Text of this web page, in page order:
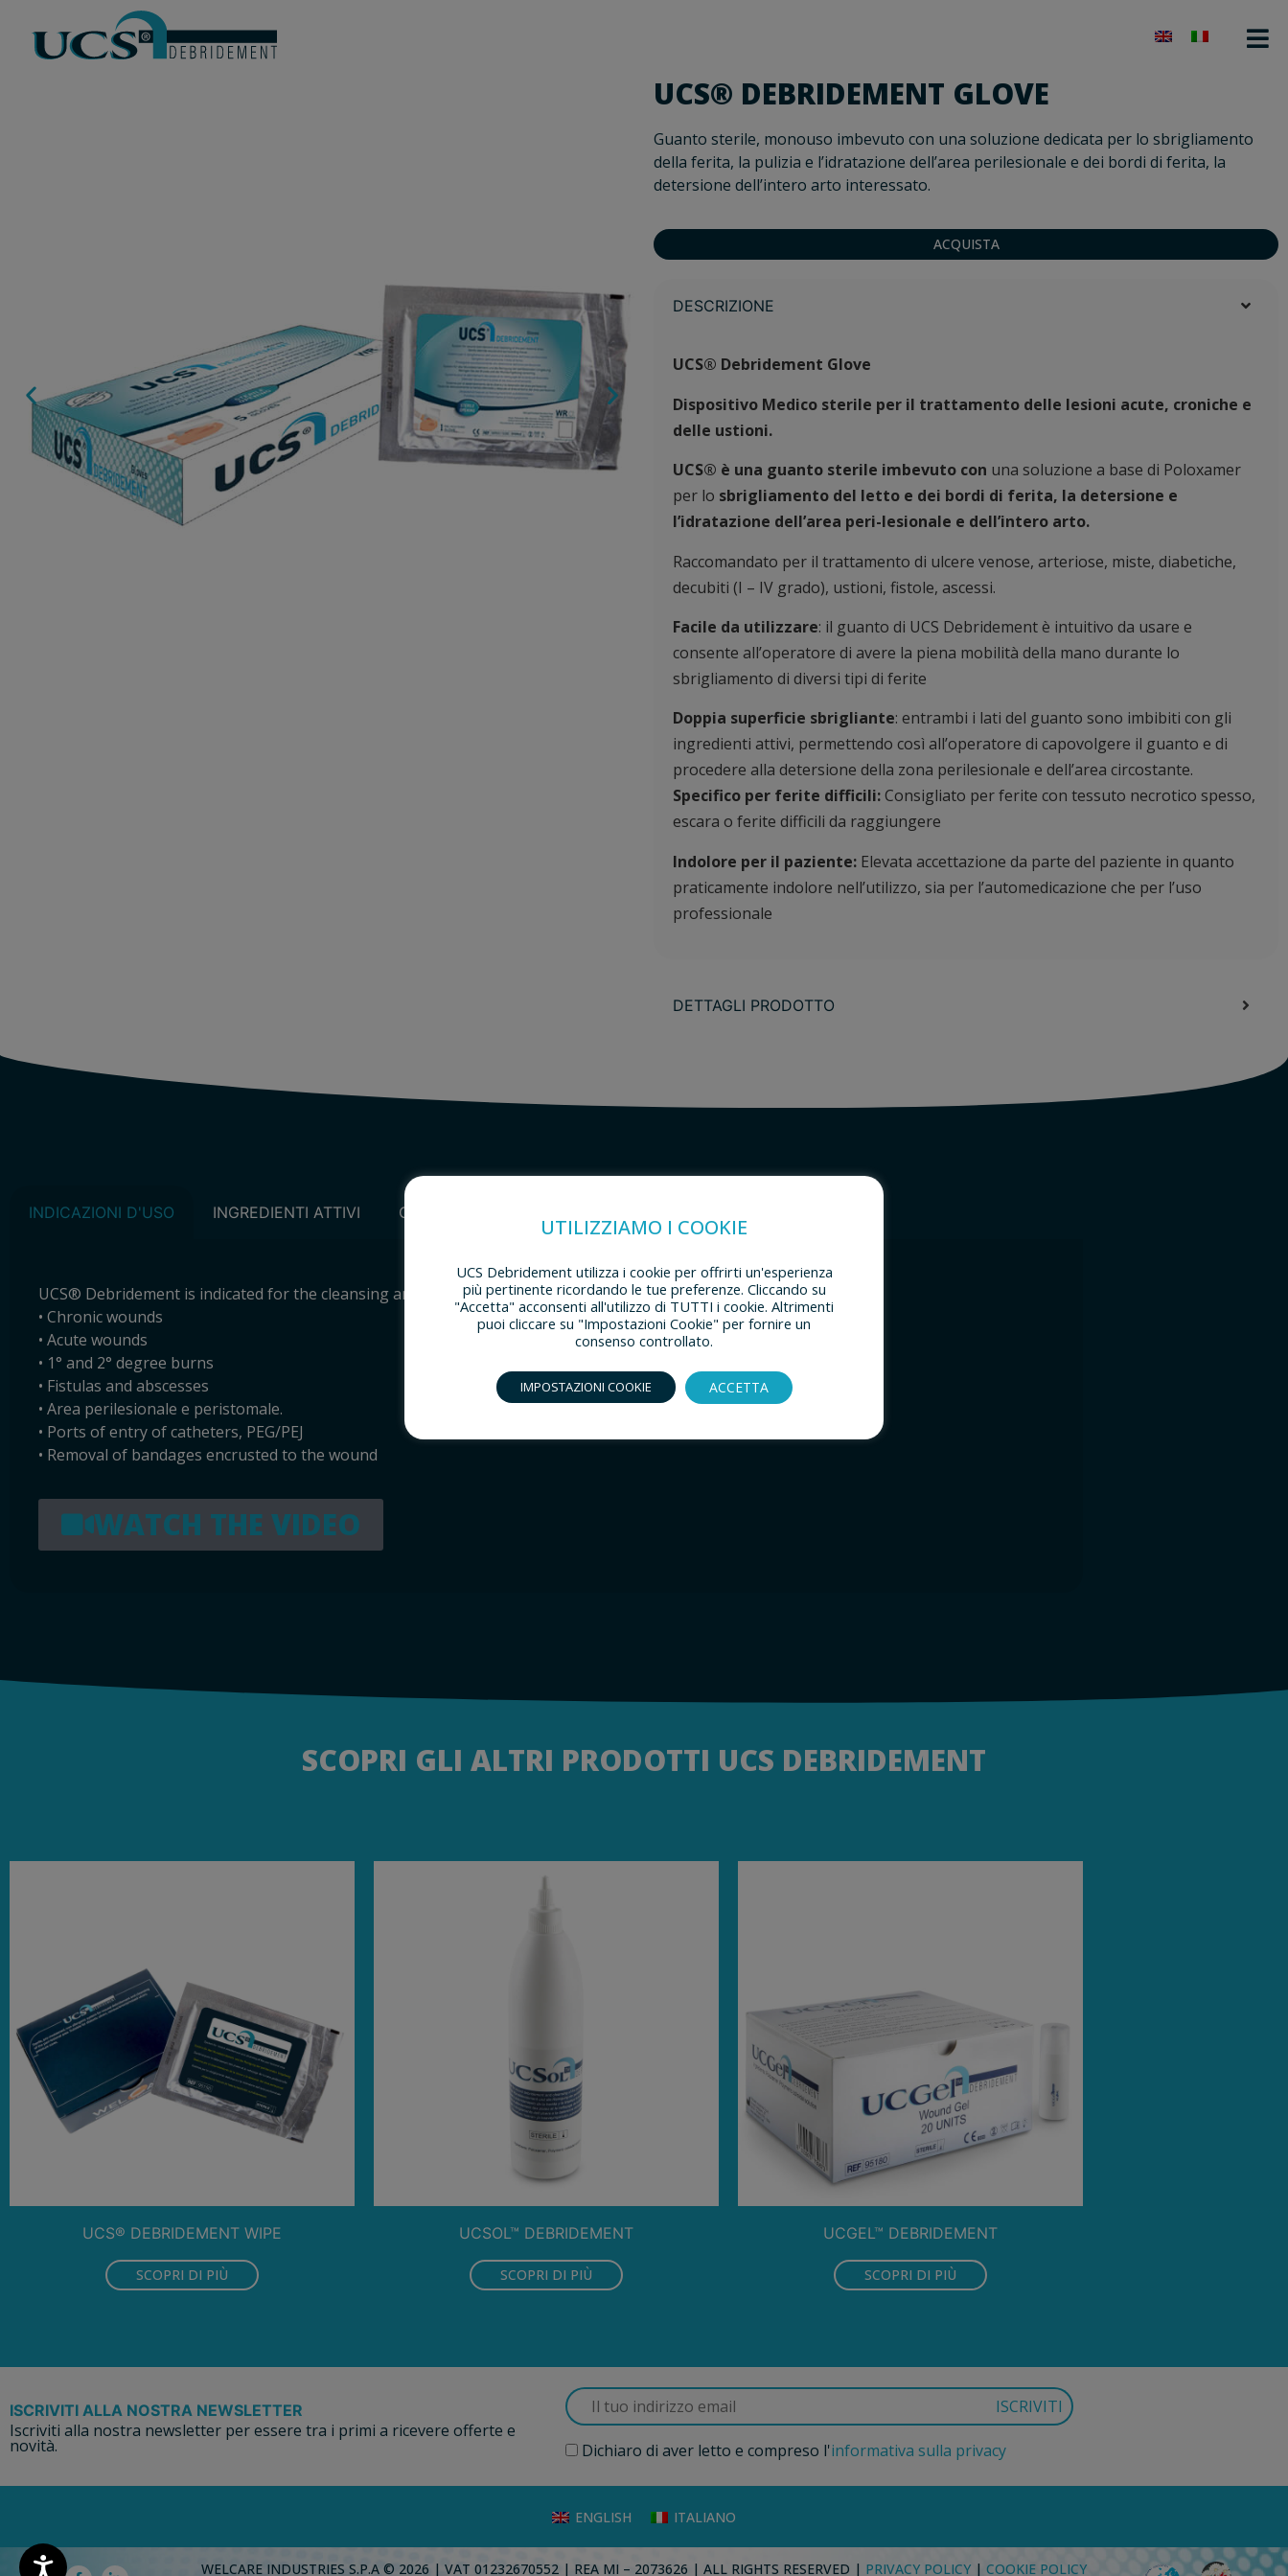
UCS® DEBRIDEMENT GLOVE
Guanto sterile, monouso imbevuto con una soluzione dedicata per lo sbrigliamento
della ferita, la pulizia e l’idratazione dell’area perilesionale e dei bordi di ferita, la
detersione dell’intero arto interessato.
ACQUISTA
DESCRIZIONE
UCS® Debridement Glove
Dispositivo Medico sterile per il trattamento delle lesioni acute, croniche e
delle ustioni.
UCS® è una guanto sterile imbevuto con una soluzione a base di Poloxamer
per lo sbrigliamento del letto e dei bordi di ferita, la detersione e
l’idratazione dell’area peri-lesionale e dell’intero arto.
Raccomandato per il trattamento di ulcere venose, arteriose, miste, diabetiche,
decubiti (I – IV grado), ustioni, fistole, ascessi.
Facile da utilizzare: il guanto di UCS Debridement è intuitivo da usare e
consente all’operatore di avere la piena mobilità della mano durante lo
sbrigliamento di diversi tipi di ferite
Doppia superficie sbrigliante: entrambi i lati del guanto sono imbibiti con gli
ingredienti attivi, permettendo così all’operatore di capovolgere il guanto e di
procedere alla detersione della zona perilesionale e dell’area circostante.
Specifico per ferite difficili: Consigliato per ferite con tessuto necrotico spesso,
escara o ferite difficili da raggiungere
Indolore per il paziente: Elevata accettazione da parte del paziente in quanto
praticamente indolore nell’utilizzo, sia per l’automedicazione che per l’uso
professionale
DETTAGLI PRODOTTO
INDICAZIONI D'USO INGREDIENTI ATTIVI CARATTERISTICHE TECNICHE
UCS® Debridement is indicated for the cleansing and hydration of:
• Chronic wounds
• Acute wounds
• 1° and 2° degree burns
• Fistulas and abscesses
• Area perilesionale e peristomale.
• Ports of entry of catheters, PEG/PEJ
• Removal of bandages encrusted to the wound
WATCH THE VIDEO
SCOPRI GLI ALTRI PRODOTTI UCS DEBRIDEMENT
UCS® DEBRIDEMENT WIPE
SCOPRI DI PIÙ
UCSOL™ DEBRIDEMENT
SCOPRI DI PIÙ
UCGEL™ DEBRIDEMENT
SCOPRI DI PIÙ
ISCRIVITI ALLA NOSTRA NEWSLETTER
Iscriviti alla nostra newsletter per essere tra i primi a ricevere offerte e
novità. Dichiaro di aver letto e compreso l'informativa sulla privacy
ENGLISH ITALIANO
WELCARE INDUSTRIES S.P.A © 2026 | VAT 01232670552 | REA MI – 2073626 | ALL RIGHTS RESERVED | PRIVACY POLICY| COOKIE POLICY
UTILIZZIAMO I COOKIE
UCS Debridement utilizza i cookie per offrirti un'esperienza
più pertinente ricordando le tue preferenze. Cliccando su
"Accetta" acconsenti all'utilizzo di TUTTI i cookie. Altrimenti
puoi cliccare su "Impostazioni Cookie" per fornire un
consenso controllato.
IMPOSTAZIONI COOKIE ACCETTA